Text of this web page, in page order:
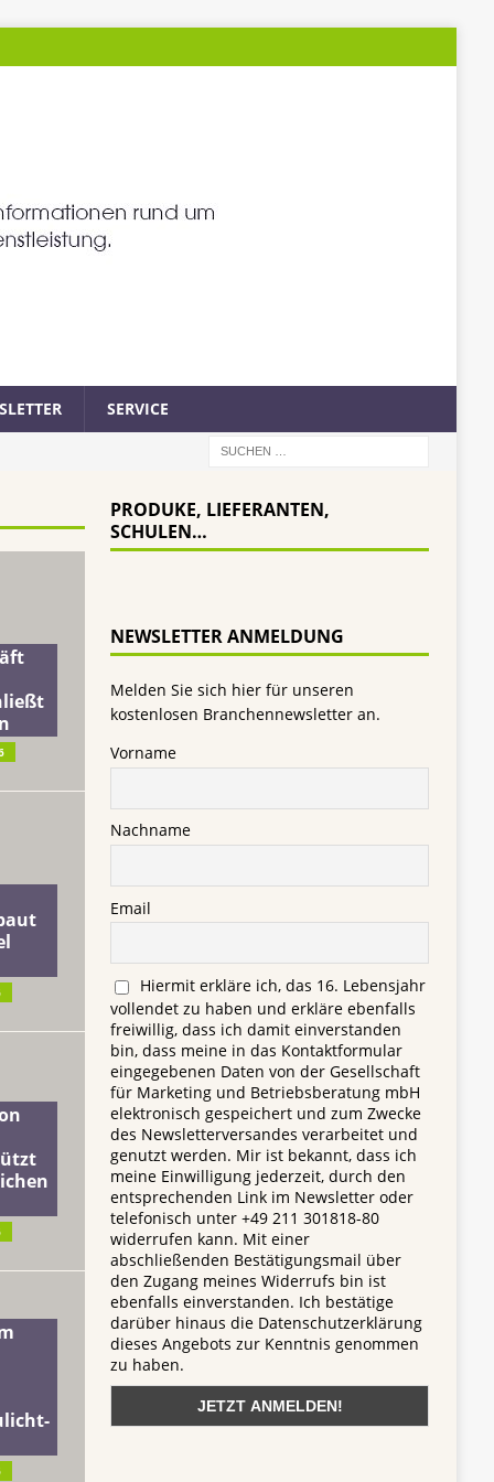
SERVICE
PRODUKE, LIEFERANTEN,
SCHULEN…
NEWSLETTER ANMELDUNG
Melden Sie sich hier für unseren
kostenlosen Branchennewsletter an.
Vorname
Nachname
Email
Hiermit erkläre ich, das 16. Lebensjahr
vollendet zu haben und erkläre ebenfalls
freiwillig, dass ich damit einverstanden
bin, dass meine in das Kontaktformular
eingegebenen Daten von der Gesellschaft
für Marketing und Betriebsberatung mbH
elektronisch gespeichert und zum Zwecke
des Newsletterversandes verarbeitet und
genutzt werden. Mir ist bekannt, dass ich
meine Einwilligung jederzeit, durch den
entsprechenden Link im Newsletter oder
telefonisch unter +49 211 301818-80
widerrufen kann. Mit einer
abschließenden Bestätigungsmail über
den Zugang meines Widerrufs bin ist
ebenfalls einverstanden. Ich bestätige
darüber hinaus die Datenschutzerklärung
dieses Angebots zur Kenntnis genommen
zu haben.